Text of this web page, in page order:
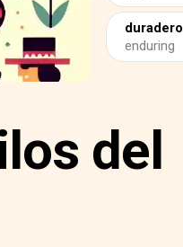
duradero
enduring
del